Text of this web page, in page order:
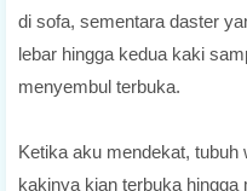
di sofa, sementara daster
lebar hingga kedua kaki
menyembul terbuka.
Ketika aku mendekat, tubuh
kakinya kian terbuka